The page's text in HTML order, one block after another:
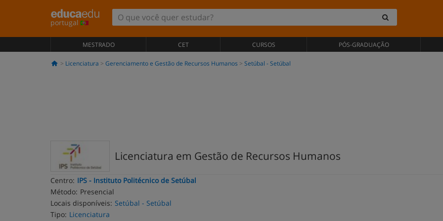
portugal
MESTRADO CET CURSOS PÓS-GRADUAÇÃO
Licenciatura Gerenciamento e Gestão de Recursos Humanos Setúbal - Setúbal
Licenciatura em Gestão de Recursos Humanos
Centro: IPS - Instituto Politécnico de Setúbal
Método: Presencial
Locais disponíveis: Setúbal - Setúbal
Tipo: Licenciatura